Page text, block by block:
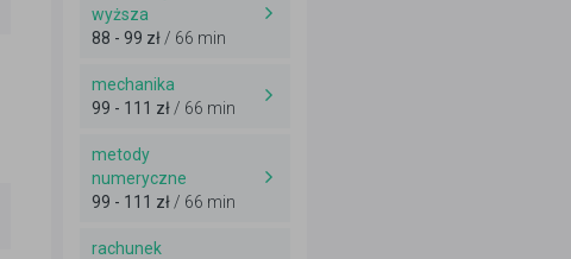
wyższa
88 - 99 zł / 66 min
mechanika
99 - 111 zł / 66 min
metody
numeryczne
99 - 111 zł / 66 min
rachunek